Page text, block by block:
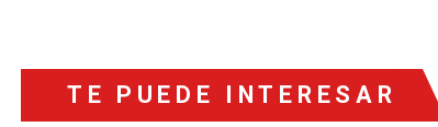
TE PUEDE INTERESAR